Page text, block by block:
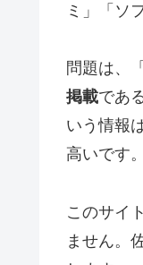
ミ」「ソ
問題は、
掲載であ
いう情報
高いです。
このサイ
ません。